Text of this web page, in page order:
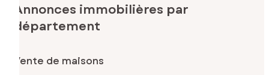
Annonces immobilières par
département
Vente de maisons